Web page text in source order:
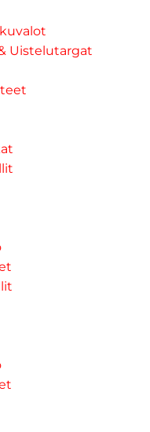
Uistelutargat